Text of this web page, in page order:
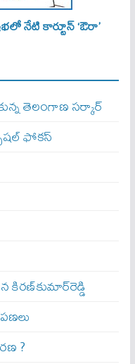
నేటి కార్టూన్ ‘ఔరా’
తెలంగాణ స‌ర్కార్
ఫోకస్
కిరణ్‌కుమార్‌రెడ్డి
?